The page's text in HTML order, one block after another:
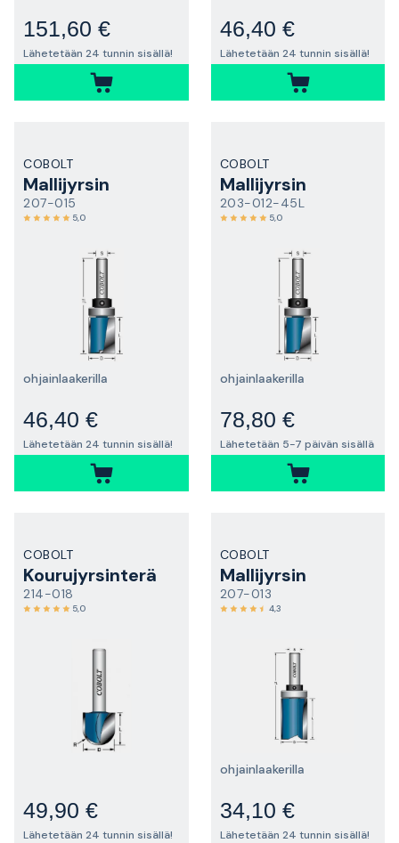
151,60 €
Lähetetään 24 tunnin sisällä!
46,40 €
Lähetetään 24 tunnin sisällä!
COBOLT
Mallijyrsin
207-015
5,0
ohjainlaakerilla
46,40 €
Lähetetään 24 tunnin sisällä!
COBOLT
Mallijyrsin
203-012-45L
5,0
ohjainlaakerilla
78,80 €
Lähetetään 5-7 päivän sisällä
COBOLT
Kourujyrsinterä
214-018
5,0
49,90 €
Lähetetään 24 tunnin sisällä!
COBOLT
Mallijyrsin
207-013
4,3
ohjainlaakerilla
34,10 €
Lähetetään 24 tunnin sisällä!